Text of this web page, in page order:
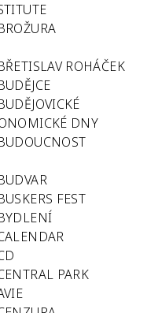
ROHÁČEK
DNY
FEST
PARK